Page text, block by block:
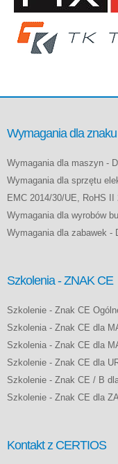
Wymagania dla
Wymagania dla maszyn -
Wymagania dla sprzętu
EMC 2014/30/UE, RoHS II
Wymagania dla wyrobów
Wymagania dla zabawek -
Szkolenia - ZNAK CE
Szkolenie - Znak CE
Szkolenia - Znak CE dla
Szkolenia - Znak CE dla
Szkolenie - Znak CE dla
Szkolenie - Znak CE / B
Szkolenie - Znak CE dla
Kontakt z CERTIOS